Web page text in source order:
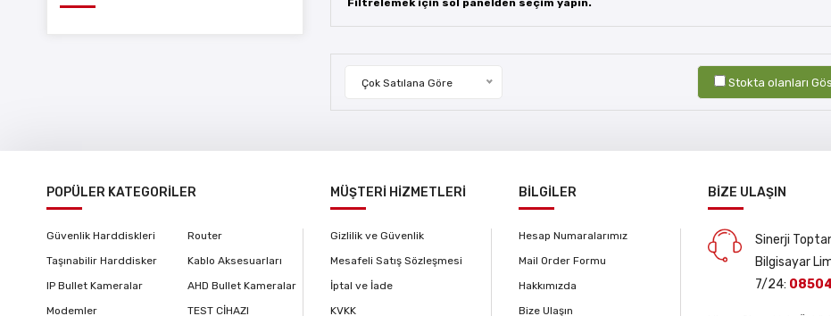
Filtrelemek için sol panelden seçim yapın.
Çok Satılana Göre Stokta olanları
POPÜLER KATEGORİLER
Güvenlik Harddiskleri
Taşınabilir Harddisker
IP Bullet Kameralar
Modemler
Router
Kablo Aksesuarları
AHD Bullet Kameralar
TEST CİHAZI
MÜŞTERİ HİZMETLERİ
Gizlilik ve Güvenlik
Mesafeli Satış Sözleşmesi
İptal ve İade
KVKK
BİLGİLER
Hesap Numaralarımız
Mail Order Formu
Hakkımızda
Bize Ulaşın
BİZE ULAŞIN
Sinerji
Bilgisayar
7/24: